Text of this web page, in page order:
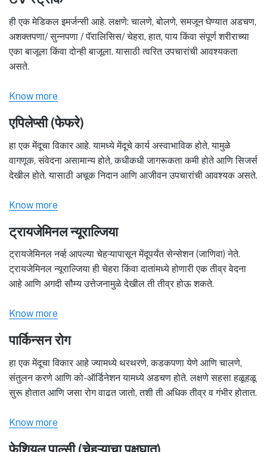
ही एक मेडिकल इमर्जन्सी आहे. लक्षणे: चालणे, बोलणे, समजून घेण्यात अडचण,
अशक्तपणा/ सुन्नपणा / पॅरालिसिस/ चेहरा, हात, पाय किंवा संपूर्ण शरीराच्या
एका बाजूला किंवा दोन्ही बाजूला. यासाठी त्वरित उपचारांची आवश्यकता
असते.
Know more
एपिलेप्सी (फेफरे)
हा एक मेंदूचा विकार आहे. यामध्ये मेंदूचे कार्य अस्वाभाविक होते, यामुळे
वागणूक, संवेदना असामान्य होते, कधीकधी जागरूकता कमी होते आणि सिजर्स
देखील होते. यासाठी अचूक निदान आणि आजीवन उपचारांची आवश्यक असते.
Know more
ट्रायजेमिनल न्यूराल्जिया
ट्रायजेमिनल नर्व्ह आपल्या चेहऱ्यापासून मेंदूपर्यंत सेन्सेशन (जाणिवा) नेते.
ट्रायजेमिनल न्यूराल्जिया ही चेहरा किंवा दातांमध्ये होणारी एक तीव्र वेदना
आहे आणि अगदी सौम्य उत्तेजनामुळे देखील ती तीव्र होऊ शकते.
Know more
पार्किन्सन रोग
हा एक मेंदूचा विकार आहे ज्यामध्ये थरथरणे, कडकपणा येणे आणि चालणे,
संतुलन करणे आणि को-ऑर्डिनेशन यामध्ये अडचण होते. लक्षणे सहसा हळूहळू
सुरू होतात आणि जसा रोग वाढत जातो, तशी ती अधिक तीव्र व गंभीर होतात.
Know more